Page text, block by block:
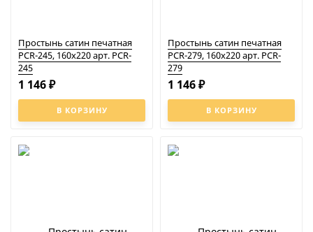
Простынь сатин печатная
PCR-245, 160x220 арт. PCR-
245
В КОРЗИНУ
1 146 ₽
Простынь сатин печатная
PCR-279, 160x220 арт. PCR-
279
В КОРЗИНУ
1 146 ₽